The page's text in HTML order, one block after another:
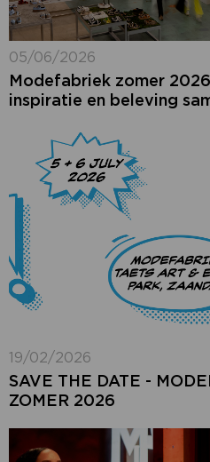
05/06/2026
Modefabriek zomer
inspiratie en beleving
19/02/2026
SAVE THE DATE -
ZOMER 2026